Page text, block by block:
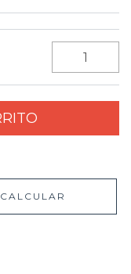
CALCULAR